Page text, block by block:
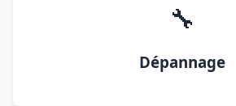
🔧
Dépannage